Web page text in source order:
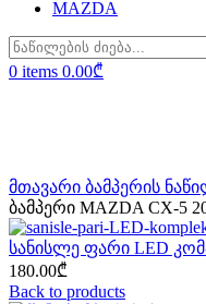
MAZDA
0 items 0.00₾
მთავარი ბამპერის
ბამპერი MAZDA CX-5
სანისლე ფარი LED
180.00₾
Back to products